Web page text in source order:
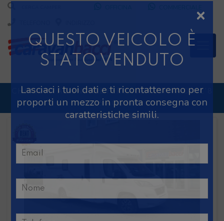
CHIUSURA AZIENDALE PER PAUSA ESTIVA DALL'8
AL 16 AGOSTO
SCONTO 10%
QUESTO VEICOLO È
STATO VENDUTO
Lasciaci i tuoi dati e ti ricontatteremo per